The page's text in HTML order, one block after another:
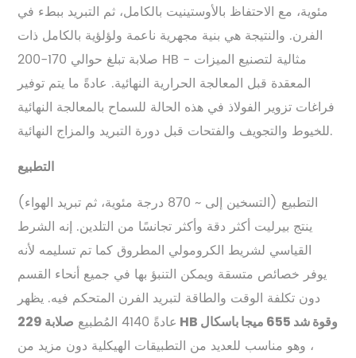
مئوية، مع الاحتفاظ بالأوستينيت بالكامل، ثم التبريد ببطء في
الفرن. والنتيجة هي بنية مجهرية ناعمة ولؤلؤية بالكامل ذات
صلابة تبلغ حوالي 170-200 HB - مثالية لتصنيع الميزات
المعقدة قبل المعالجة الحرارية النهائية. عادةً ما يتم توفير
فراغات تزوير الفولاذ في هذه الحالة للسماح بالمعالجة النهائية
للخيوط والتجويف والفتحات قبل دورة التبريد والمزاج النهائية.
التطبيع
التطبيع (التسخين إلى ~ 870 درجة مئوية، ثم تبريد الهواء)
ينتج بيرليت أكثر دقة وأكثر تجانسًا من التلدين. إنه الشرط
القياسي لشريط الكرومولي المطروق كما تم تسليمه لأنه
يوفر خصائص متسقة ويمكن التنبؤ بها في جميع أنحاء القسم
دون تكلفة الوقت والطاقة لتبريد الفرن المتحكم فيه. يظهر
عادةً 4140 المُطبيع
صلابة 229 HB وقوة شد 655 ميجا باسكال
، وهو مناسب للعديد من التطبيقات الهيكلية دون مزيد من